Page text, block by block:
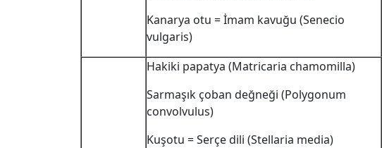
Kanarya otu = İmam kavuğu (Senecio
vulgaris)
Hakiki papatya (Matricaria chamomilla)
Sarmaşık çoban değneği (Polygonum
convolvulus)
Kuşotu = Serçe dili (Stellaria media)